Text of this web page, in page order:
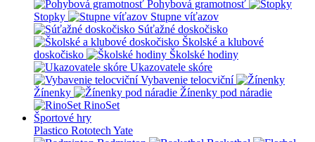
Pohybová gramotnosť
Stopky
Stupne víťazov
Súťažné doskočisko
Školské a klubové
doskočisko
Školské hodiny
Ukazovatele skóre
Vybavenie telocviční
Žínenky
Žínenky pod náradie
RinoSet
Športové hry
Plastico Rototech Yate